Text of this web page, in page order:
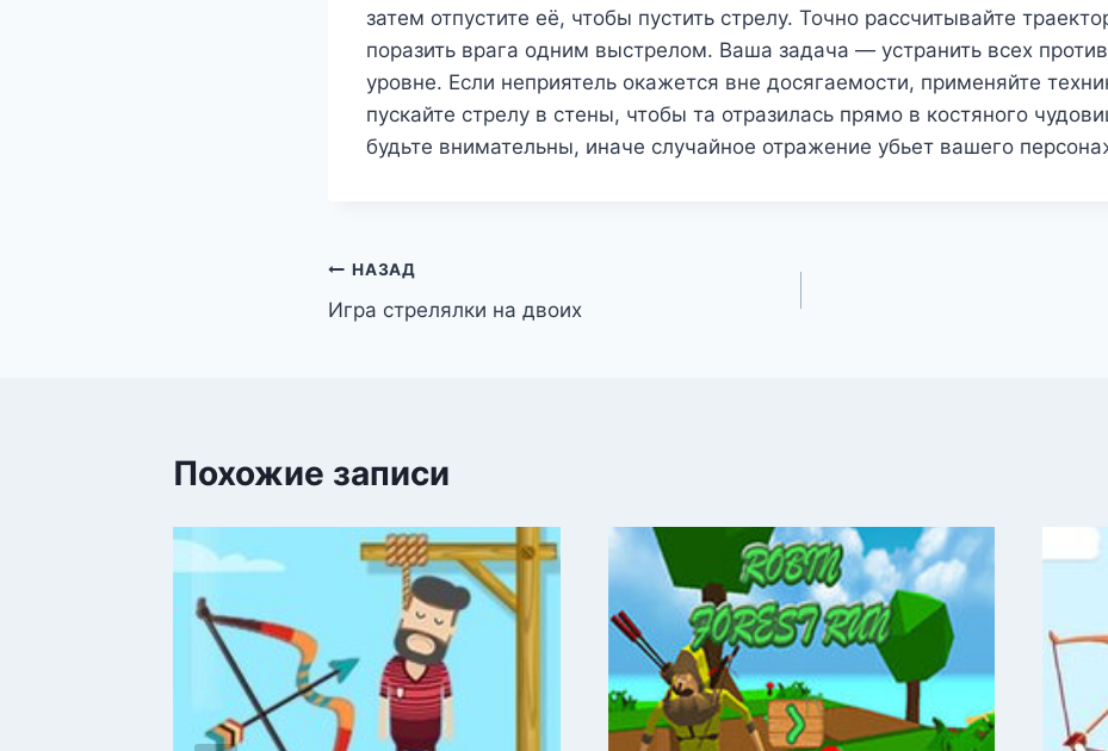
затем отпустите её, чтобы пустить стрелу. Точно рассчитывайте
поразить врага одним выстрелом. Ваша задача — устранить всех
уровне. Если неприятель окажется вне досягаемости, применяйте
пускайте стрелу в стены, чтобы та отразилась прямо в костяного
будьте внимательны, иначе случайное отражение убьет вашего
Навигация
по
НАЗАД
Игра стрелялки на двоих
Похожие записи